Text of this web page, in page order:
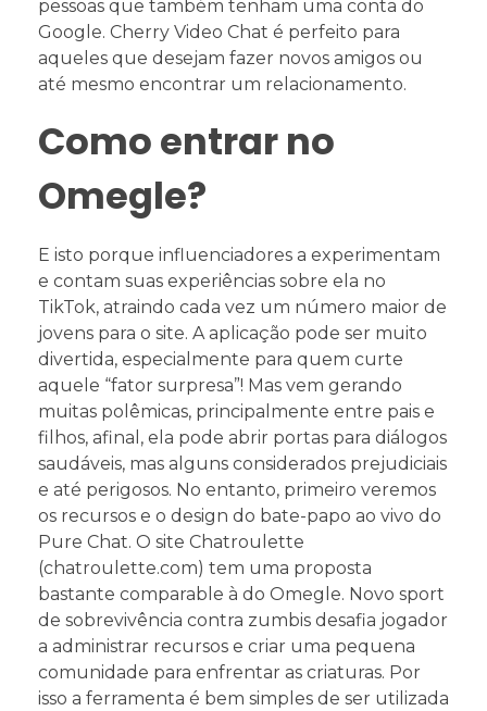
pessoas que também tenham uma conta do
Google. Cherry Video Chat é perfeito para
aqueles que desejam fazer novos amigos ou
até mesmo encontrar um relacionamento.
Como entrar no
Omegle?
E isto porque influenciadores a experimentam
e contam suas experiências sobre ela no
TikTok, atraindo cada vez um número maior de
jovens para o site. A aplicação pode ser muito
divertida, especialmente para quem curte
aquele “fator surpresa”! Mas vem gerando
muitas polêmicas, principalmente entre pais e
filhos, afinal, ela pode abrir portas para diálogos
saudáveis, mas alguns considerados prejudiciais
e até perigosos. No entanto, primeiro veremos
os recursos e o design do bate-papo ao vivo do
Pure Chat. O site Chatroulette
(chatroulette.com) tem uma proposta
bastante comparable à do Omegle. Novo sport
de sobrevivência contra zumbis desafia jogador
a administrar recursos e criar uma pequena
comunidade para enfrentar as criaturas. Por
isso a ferramenta é bem simples de ser utilizada